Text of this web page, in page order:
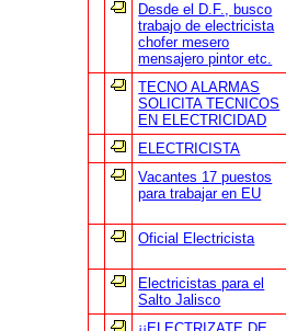
Desde el D.F., busco
trabajo de electricista
chofer mesero
mensajero pintor etc.
TECNO ALARMAS
SOLICITA TECNICOS
EN ELECTRICIDAD
ELECTRICISTA
Vacantes 17 puestos
para trabajar en EU
Oficial Electricista
Electricistas para el
Salto Jalisco